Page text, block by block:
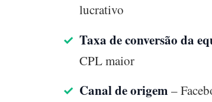
lucrativo
Taxa de conversão da
CPL maior
Canal de origem –